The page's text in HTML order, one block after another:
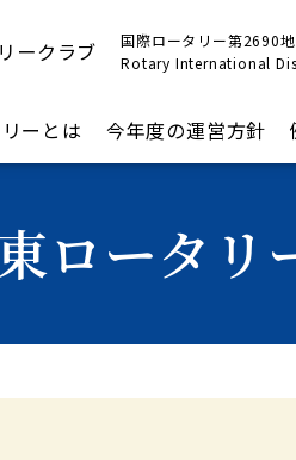
ークラブ
国際ロータリー第2690
Rotary International
ーとは 今年度の運営方針
ロータリ